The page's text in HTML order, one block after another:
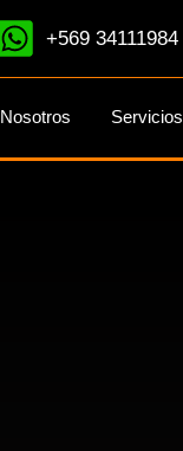
+569 34111984
Nosotros Servicios